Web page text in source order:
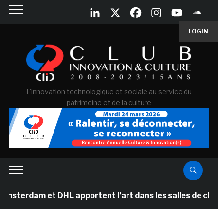
LOGIN
L'innovation technologique et sociale au service du
patrimoine et de la culture
et DHL apportent l’art dans les salles de classe des